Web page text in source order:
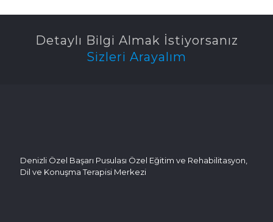
Detaylı Bilgi Almak İstiyorsanız
Sizleri Arayalım
Denizli Özel Başarı Pusulası Özel Eğitim ve Rehabilitasyon,
Dil ve Konuşma Terapisi Merkezi